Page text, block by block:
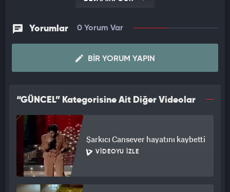
Yorumlar 0 Yorum Var
BIR YORUM YAPIN
“GÜNCEL” Kategorisine Ait Diğer Videolar
Şarkıcı Cansever hayatını kaybetti
VIDEOYU İZLE